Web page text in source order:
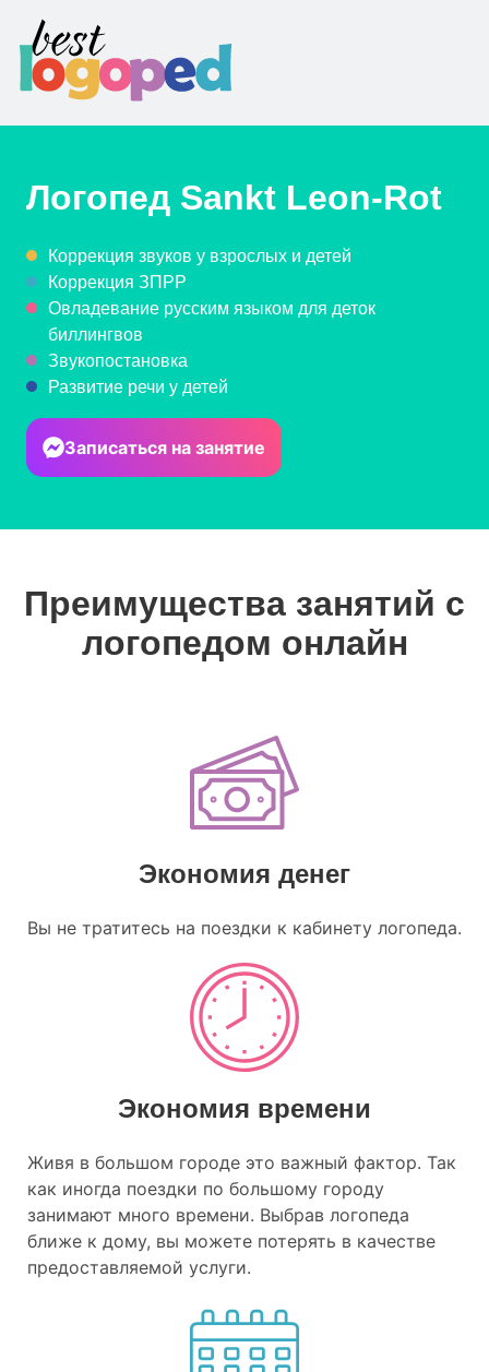
Логопед Sankt Leon-Rot
Коррекция звуков у взрослых и детей
Коррекция ЗПРР
Овладевание русским языком для деток
биллингвов
Звукопостановка
Развитие речи у детей
Записаться на занятие
Преимущества занятий с
логопедом онлайн
Экономия денег
Вы не тратитесь на поездки к кабинету логопеда.
Экономия времени
Живя в большом городе это важный фактор. Так
как иногда поездки по большому городу
занимают много времени. Выбрав логопеда
ближе к дому, вы можете потерять в качестве
предоставляемой услуги.